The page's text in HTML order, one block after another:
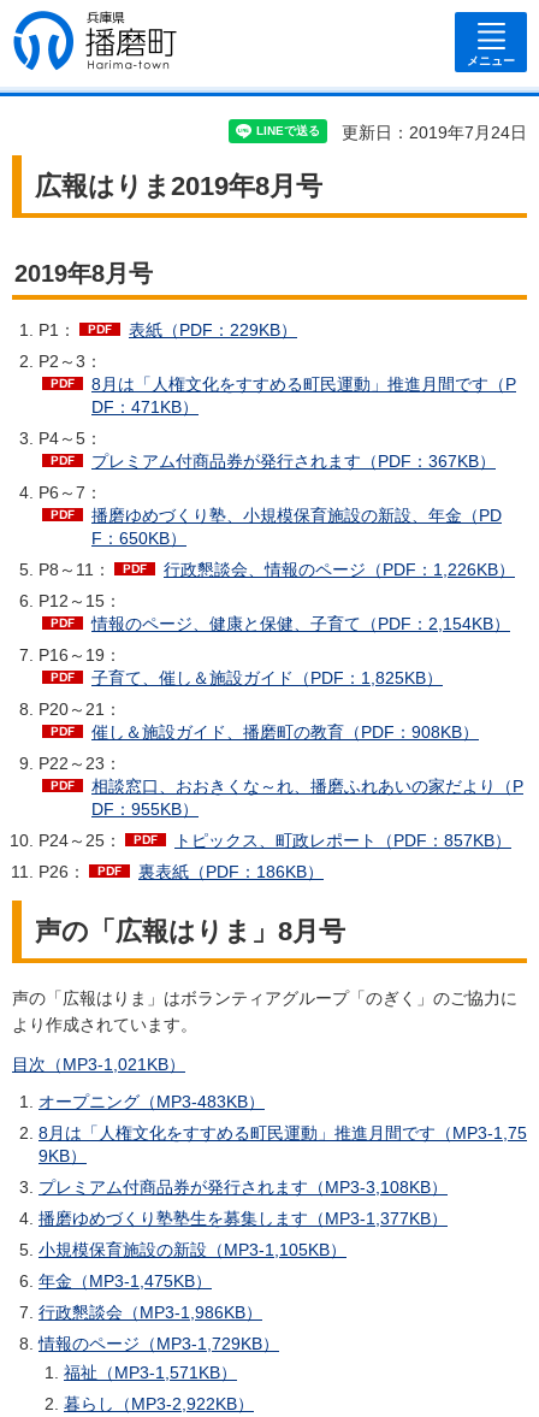
兵庫県 播磨
町
メニュー
更新日：2019年7月24日
広報はりま2019年8月号
2019年8月号
P1：
表紙（PDF：229KB）
P2～3：
8月は「人権文化をすすめる町民運動」推進月間です（P
DF：471KB）
P4～5：
プレミアム付商品券が発行されます（PDF：367KB）
P6～7：
播磨ゆめづくり塾、小規模保育施設の新設、年金（PD
F：650KB）
P8～11：
行政懇談会、情報のページ（PDF：1,226KB）
P12～15：
情報のページ、健康と保健、子育て（PDF：2,154KB）
P16～19：
子育て、催し＆施設ガイド（PDF：1,825KB）
P20～21：
催し＆施設ガイド、播磨町の教育（PDF：908KB）
P22～23：
相談窓口、おおきくな～れ、播磨ふれあいの家だより（P
DF：955KB）
P24～25：
トピックス、町政レポート（PDF：857KB）
P26：
裏表紙（PDF：186KB）
声の「広報はりま」8月号
声の「広報はりま」はボランティアグループ「のぎく」のご協力に
より作成されています。
目次（MP3-1,021KB）
オープニング（MP3-483KB）
8月は「人権文化をすすめる町民運動」推進月間です（MP3-1,75
9KB）
プレミアム付商品券が発行されます（MP3-3,108KB）
播磨ゆめづくり塾塾生を募集します（MP3-1,377KB）
小規模保育施設の新設（MP3-1,105KB）
年金（MP3-1,475KB）
行政懇談会（MP3-1,986KB）
情報のページ（MP3-1,729KB）
福祉（MP3-1,571KB）
暮らし（MP3-2,922KB）